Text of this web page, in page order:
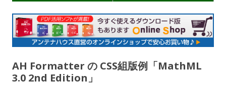
AH Formatter の CSS組版例「MathML
3.0 2nd Edition」